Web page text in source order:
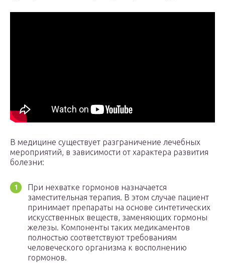
В медицине существует разграничение лечебных
мероприятий, в зависимости от характера развития
болезни:
При нехватке гормонов назначается
заместительная терапия. В этом случае пациент
принимает препараты на основе синтетических
искусственных веществ, заменяющих гормоны
железы. Компоненты таких медикаментов
полностью соответствуют требованиям
человеческого организма к восполнению
гормонов.